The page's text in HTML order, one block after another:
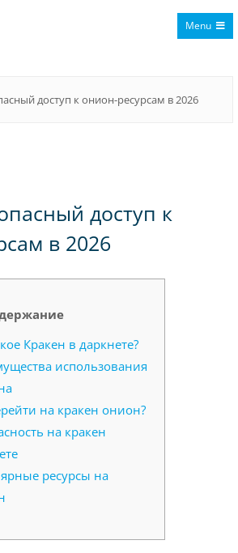
Menu
доступ к онион-ресурсам в 2026
доступ к
в 2026
Кракен в даркнете?
использования
на кракен онион?
на кракен
ресурсы на